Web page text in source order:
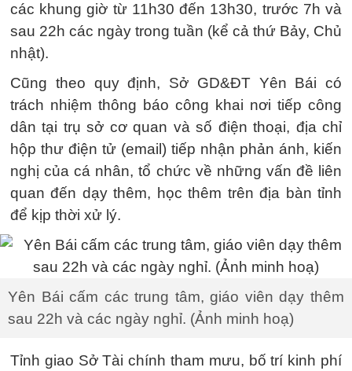
các khung giờ từ 11h30 đến 13h30, trước 7h và
sau 22h các ngày trong tuần (kể cả thứ Bảy, Chủ
nhật).
Cũng theo quy định, Sở GD&ĐT Yên Bái có
trách nhiệm thông báo công khai nơi tiếp công
dân tại trụ sở cơ quan và số điện thoại, địa chỉ
hộp thư điện tử (email) tiếp nhận phản ánh, kiến
nghị của cá nhân, tổ chức về những vấn đề liên
quan đến dạy thêm, học thêm trên địa bàn tỉnh
để kịp thời xử lý.
Yên Bái cấm các trung tâm, giáo viên dạy thêm
sau 22h và các ngày nghỉ. (Ảnh minh hoạ)
Tỉnh giao Sở Tài chính tham mưu, bố trí kinh phí